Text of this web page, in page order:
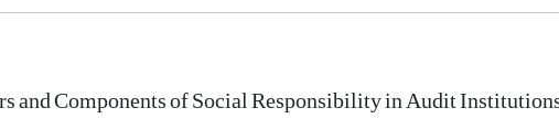
and Components of Social Responsibility in Audit